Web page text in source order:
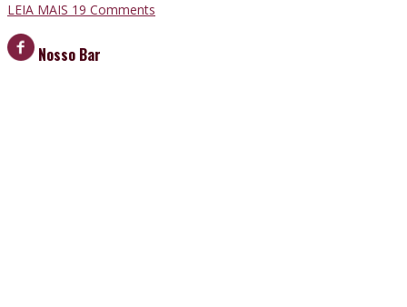
LEIA MAIS 19 Comments
Nosso Bar